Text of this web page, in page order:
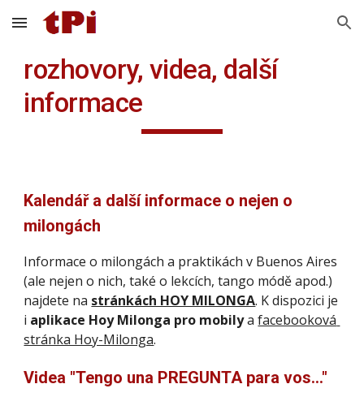
Skip to main content Skip to navigation
rozhovory, videa, další
informace
Kalendář a další informace o nejen o
milongách
Informace o milongách a praktikách v Buenos Aires
(ale nejen o nich, také o lekcích, tango módě apod.)
najdete na stránkách HOY MILONGA. K dispozici je
i aplikace Hoy Milonga pro mobily a facebooková
stránka Hoy-Milonga.
Videa "Tengo una PREGUNTA para vos..."